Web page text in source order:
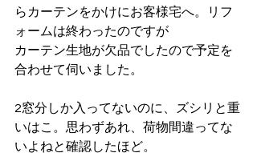
らカーテンをかけにお客様宅へ。リフ
ォームは終わったのですが
カーテン生地が欠品でしたので予定を
合わせて伺いました。
2窓分しか入ってないのに、ズシリと重
いはこ。思わずあれ、荷物間違ってな
いよねと確認したほど。